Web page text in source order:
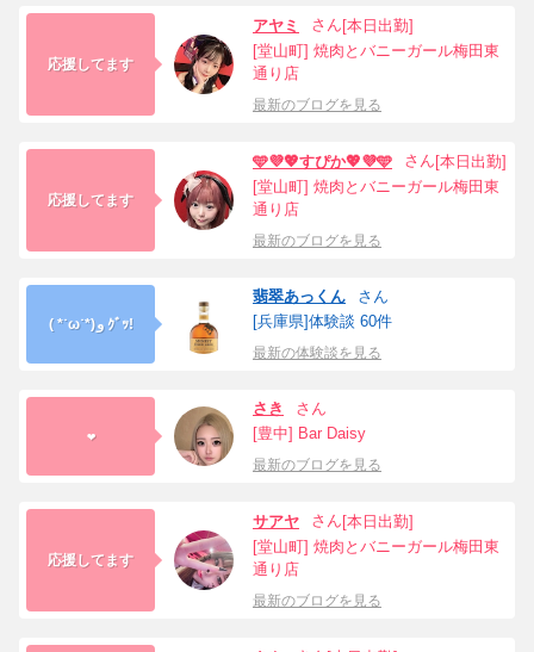
応援してます
アヤミ さん[本日出勤]
[堂山町] 焼肉とバニーガール梅田東
通り店
最新のブログを見る
応援してます
🩵💜💖すぴか💖💜🩵 さん[本日出勤]
[堂山町] 焼肉とバニーガール梅田東
通り店
最新のブログを見る
( *˙ω˙*)و ｸﾞｯ!
翡翠あっくん
さん
[兵庫県]体験談 60件
最新の体験談を見る
❤️
さき
さん
[豊中] Bar Daisy
最新のブログを見る
応援してます
サアヤ さん[本日出勤]
[堂山町] 焼肉とバニーガール梅田東
通り店
最新のブログを見る